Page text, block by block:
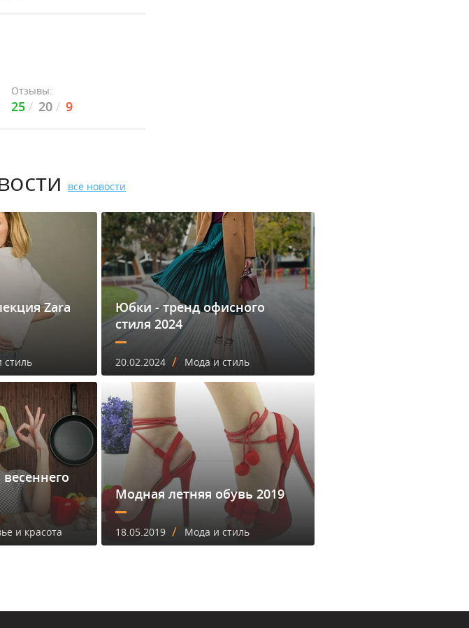
Отзывы:
25 20 9
все новости
Zara
стиль
Юбки - тренд офисного
стиля 2024
20.02.2024 / Мода и стиль
и красота
Модная летняя обувь 2019
18.05.2019 / Мода и стиль